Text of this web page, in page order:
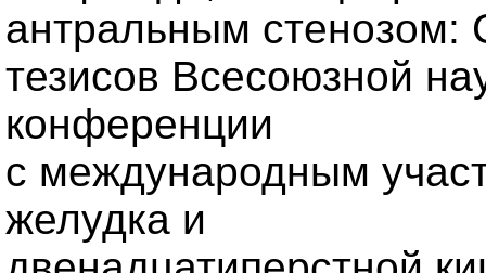
антральным стенозом:
тезисов Всесоюзной
конференции
с международным
желудка и